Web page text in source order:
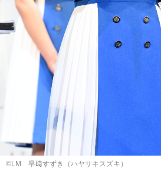
©LM 早﨑すずき（ハヤサキスズキ）